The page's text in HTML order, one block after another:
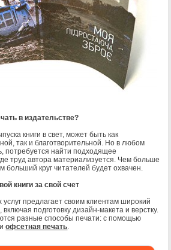
в издательстве?
книги в свет, может быть как
так и благотворительной. Но в любом
потребуется найти подходящее
труд автора материализуется. Чем больше
больший круг читателей будет охвачен.
книги за свой счет
услуг предлагает своим клиентам широкий
включая подготовку дизайн-макета и верстку.
разные способы печати: с помощью
офсетная печать.